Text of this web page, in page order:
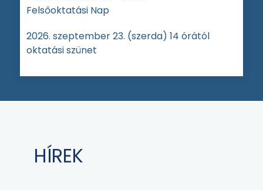
Felsőoktatási Nap
2026. szeptember 23. (szerda) 14 órától
oktatási szünet
HÍREK